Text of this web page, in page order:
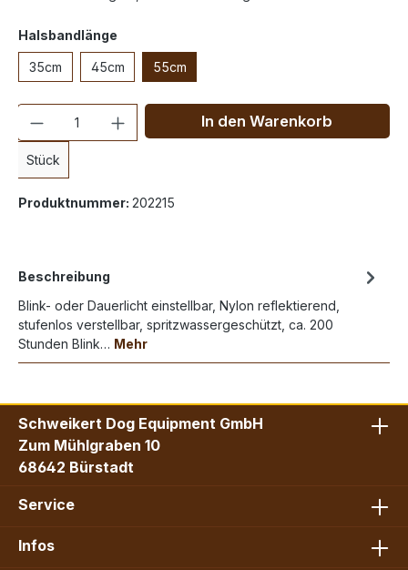
Halsbandlänge
35cm 45cm 55cm
Anzahl
Stück
In den Warenkorb
Produktnummer: 202215
Beschreibung
Blink- oder Dauerlicht einstellbar, Nylon reflektierend,
stufenlos verstellbar, spritzwassergeschützt, ca. 200
Stunden Blink… Mehr
Schweikert Dog Equipment GmbH
Zum Mühlgraben 10
68642 Bürstadt
Service
Infos